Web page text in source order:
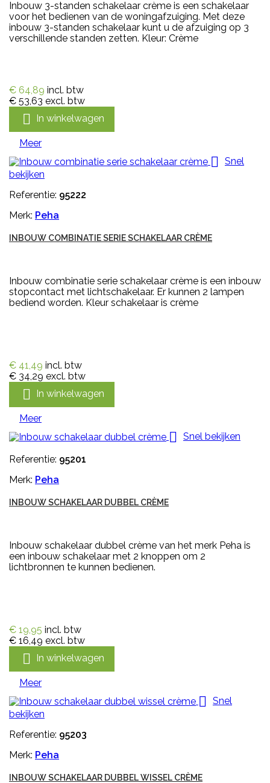
Inbouw 3-standen schakelaar crème is een schakelaar
voor het bedienen van de woningafzuiging. Met deze
inbouw 3-standen schakelaar kunt u de afzuiging op 3
verschillende standen zetten. Kleur: Crème
€ 64,89 incl. btw
€ 53,63 excl. btw
 In winkelwagen
Meer
 Snel
bekijken
Referentie: 95222
Merk: Peha
INBOUW COMBINATIE SERIE SCHAKELAAR CRÈME
Inbouw combinatie serie schakelaar crème is een inbouw
stopcontact met lichtschakelaar. Er kunnen 2 lampen
bediend worden. Kleur schakelaar is crème
€ 41,49 incl. btw
€ 34,29 excl. btw
 In winkelwagen
Meer
 Snel bekijken
Referentie: 95201
Merk: Peha
INBOUW SCHAKELAAR DUBBEL CRÈME
Inbouw schakelaar dubbel crème van het merk Peha is
een inbouw schakelaar met 2 knoppen om 2
lichtbronnen te kunnen bedienen.
€ 19,95 incl. btw
€ 16,49 excl. btw
 In winkelwagen
Meer
 Snel
bekijken
Referentie: 95203
Merk: Peha
INBOUW SCHAKELAAR DUBBEL WISSEL CRÈME